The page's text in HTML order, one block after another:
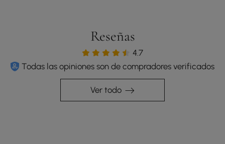
Reseñas
4.7
Todas las opiniones son de compradores verificados
Ver todo